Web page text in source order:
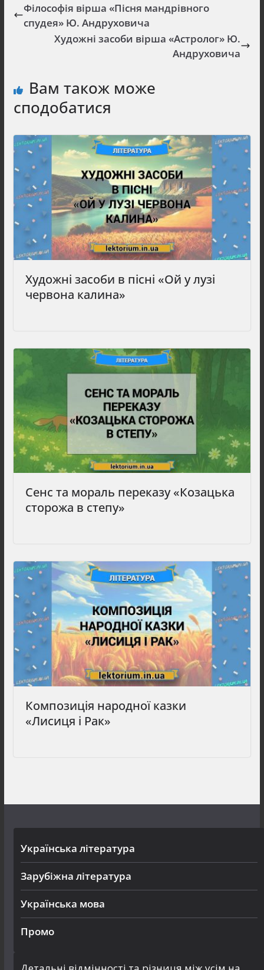
Філософія вірша «Пісня мандрівного
спудея» Ю. Андруховича
Художні засоби вірша «Астролог» Ю.
Андруховича
Вам також може
сподобатися
Художні засоби в пісні «Ой у лузі
червона калина»
Сенс та мораль переказу «Козацька
сторожа в степу»
Композиція народної казки
«Лисиця і Рак»
Українська література
Зарубіжна література
Українська мова
Промо